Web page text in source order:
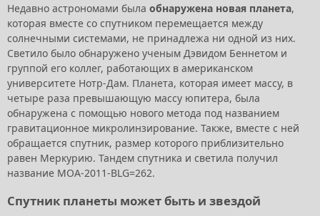
Недавно астрономами была обнаружена новая планета,
которая вместе со спутником перемещается между
солнечными системами, не принадлежа ни одной из них.
Светило было обнаружено ученым Дэвидом Беннетом и
группой его коллег, работающих в американском
университете Нотр-Дам. Планета, которая имеет массу, в
четыре раза превышающую массу юпитера, была
обнаружена с помощью нового метода под названием
гравитационное микролинзирование. Также, вместе с ней
обращается спутник, размер которого приблизительно
равен Меркурию. Тандем спутника и светила получил
название МОА-2011-ВLG=262.
Спутник планеты может быть и звездой